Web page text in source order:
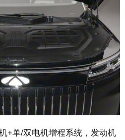
+单/双电机增程系统，发动机